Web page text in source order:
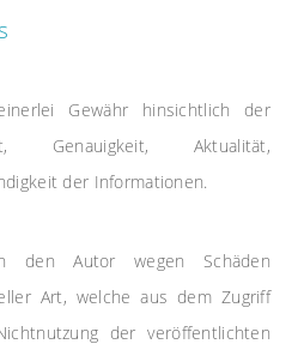
Gewähr hinsichtlich der
Genauigkeit, Aktualität,
der Informationen.
den Autor wegen Schäden
Art, welche aus dem Zugriff
der veröffentlichten